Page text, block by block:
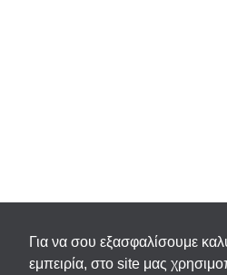
Για να σου εξασφαλίσουμε
εμπειρία, στο site μας